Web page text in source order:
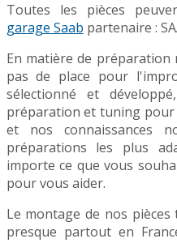
Toutes les pièces
garage Saab partenaire :
En matière de préparation
pas de place pour
sélectionné et
préparation et tuning pour
et nos connaissances
préparations les plus
importe ce que vous
pour vous aider.
Le montage de nos
presque partout en